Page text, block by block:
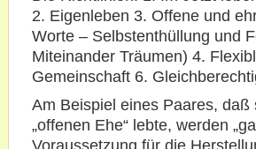
2. Eigenleben 3. Offene und
Worte – Selbstenthüllung und
Miteinander Träumen) 4.
Gemeinschaft 6.
Am Beispiel eines Paares,
„offenen Ehe“ lebte, werden